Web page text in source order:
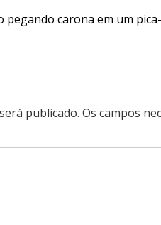
carona em um
publicado. Os campos